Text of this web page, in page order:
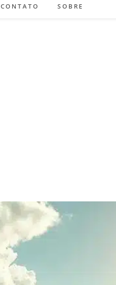
CONTATO SOBRE